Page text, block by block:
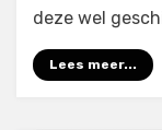
deze wel
Lees meer...